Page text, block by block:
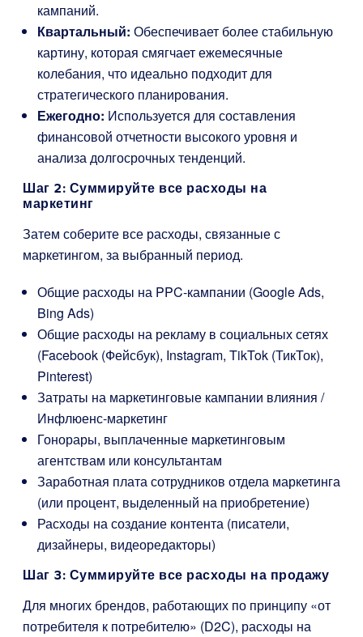
кампаний.
Квартальный: Обеспечивает более стабильную
картину, которая смягчает ежемесячные
колебания, что идеально подходит для
стратегического планирования.
Ежегодно: Используется для составления
финансовой отчетности высокого уровня и
анализа долгосрочных тенденций.
Шаг 2: Суммируйте все расходы на
маркетинг
Затем соберите все расходы, связанные с
маркетингом, за выбранный период.
Общие расходы на PPC-кампании (Google Ads,
Bing Ads)
Общие расходы на рекламу в социальных сетях
(Facebook (Фейсбук), Instagram, TikTok (ТикТок),
Pinterest)
Затраты на маркетинговые кампании влияния /
Инфлюенс-маркетинг
Гонорары, выплаченные маркетинговым
агентствам или консультантам
Заработная плата сотрудников отдела маркетинга
(или процент, выделенный на приобретение)
Расходы на создание контента (писатели,
дизайнеры, видеоредакторы)
Шаг 3: Суммируйте все расходы на продажу
Для многих брендов, работающих по принципу «от
потребителя к потребителю» (D2C), расходы на